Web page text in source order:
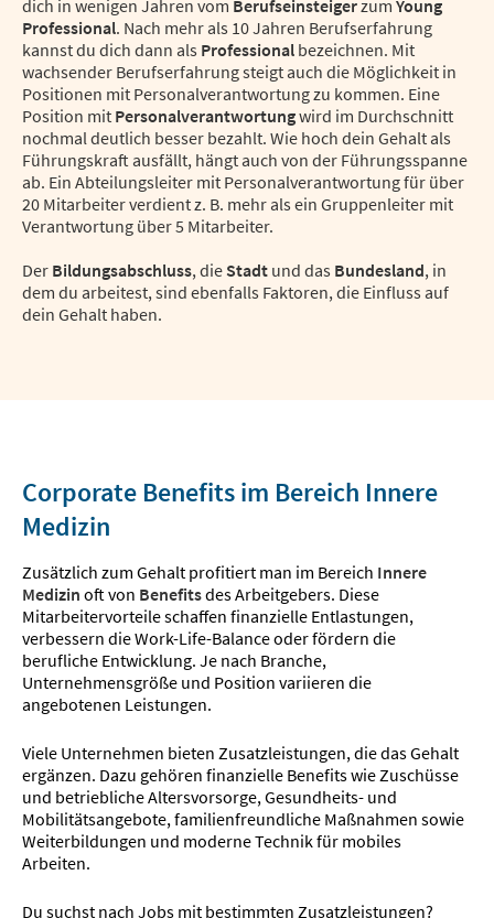
dich in wenigen Jahren vom Berufseinsteigerzum Young
Professional. Nach mehr als 10 Jahren Berufserfahrung
kannst du dich dann als Professional bezeichnen. Mit
wachsender Berufserfahrung steigt auch die Möglichkeit in
Positionen mit Personalverantwortung zu kommen. Eine
Position mit Personalverantwortungwird im Durchschnitt
nochmal deutlich besser bezahlt. Wie hoch dein Gehalt als
Führungskraft ausfällt, hängt auch von der Führungsspanne
ab. Ein Abteilungsleiter mit Personalverantwortung für über
20 Mitarbeiter verdient z. B. mehr als ein Gruppenleiter mit
Verantwortung über 5 Mitarbeiter.
Der Bildungsabschluss, die Stadt und das Bundesland, in
dem du arbeitest, sind ebenfalls Faktoren, die Einfluss auf
dein Gehalt haben.
Corporate Benefits im Bereich Innere
Medizin
Zusätzlich zum Gehalt profitiert man im Bereich Innere
Medizin oft von Benefitsdes Arbeitgebers. Diese
Mitarbeitervorteile schaffen finanzielle Entlastungen,
verbessern die Work-Life-Balance oder fördern die
berufliche Entwicklung. Je nach Branche,
Unternehmensgröße und Position variieren die
angebotenen Leistungen.
Viele Unternehmen bieten Zusatzleistungen, die das Gehalt
ergänzen. Dazu gehören finanzielle Benefits wie Zuschüsse
und betriebliche Altersvorsorge, Gesundheits- und
Mobilitätsangebote, familienfreundliche Maßnahmen sowie
Weiterbildungen und moderne Technik für mobiles
Arbeiten.
Du suchst nach Jobs mit bestimmten Zusatzleistungen?